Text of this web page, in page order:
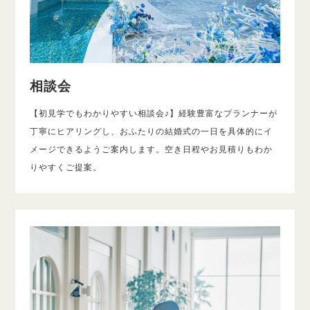
相談会
【初見学でもわかりやすい相談会♪】経験豊富なプランナーが
丁寧にヒアリングし、おふたりの結婚式の一日を具体的にイ
メージできるようご案内します。空き日程やお見積りもわか
りやすくご提案。